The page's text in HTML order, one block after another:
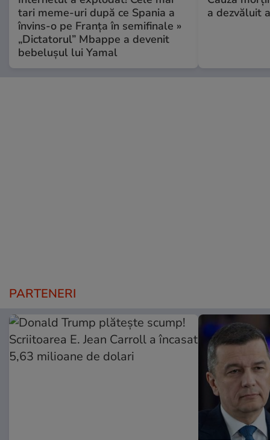
tari meme-uri după ce Spania a
învins-o pe Franța în semifinale »
„Dictatorul” Mbappe a devenit
bebelușul lui Yamal
a dezvăluit
PARTENERI